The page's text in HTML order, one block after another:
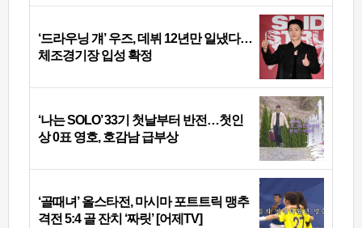
‘드라우닝 걔’ 우즈, 데뷔 12년만 일냈다…
체조경기장 입성 확정
‘나는 SOLO’ 33기 첫날부터 반전…첫인
상 0표 영호, 호감남 급부상
‘골때녀’ 올스타전, 마시마 포트트릭 맹추
격전 5:4 골 잔치 ‘짜릿’ [어제TV]